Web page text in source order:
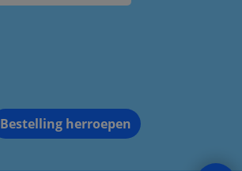
Bestelling herroepen